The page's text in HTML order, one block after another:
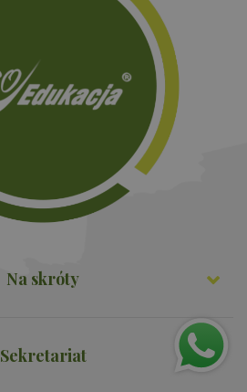
Na skróty
Sekretariat